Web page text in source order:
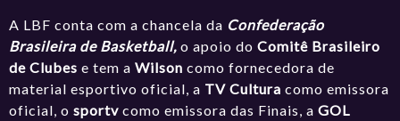
A LBF conta com a chancela da Confederação
Brasileira de Basketball, o apoio doComitê Brasileiro
de Clubese tem aWilson como fornecedora de
material esportivo oficial, a TV Cultura como emissora
oficial, osportv como emissora das Finais, aGOL